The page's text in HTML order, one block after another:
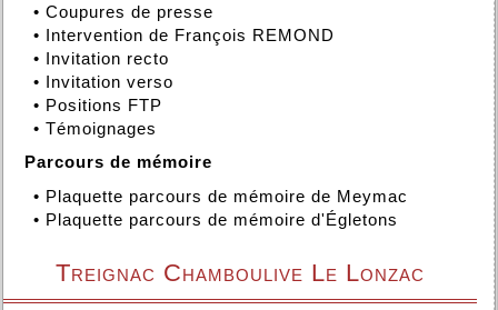
• Coupures de presse
• Intervention de François REMOND
• Invitation recto
• Invitation verso
• Positions FTP
• Témoignages
Parcours de mémoire
• Plaquette parcours de mémoire de Meymac
• Plaquette parcours de mémoire d'Égletons
Treignac Chamboulive Le Lonzac